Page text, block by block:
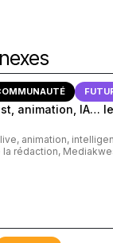
animation, IA…
animation,
rédaction,